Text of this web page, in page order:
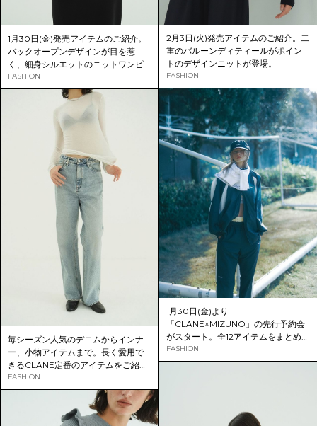
2月3日(火)発売アイテムのご紹介。二
重のバルーンディティールがポイン
トのデザインニットが登場。
FASHION
1月30日(金)発売アイテムのご紹介。
バックオープンデザインが目を惹
く、細身シルエットのニットワンピ
ースが登場。
FASHION
1月30日(金)より
「CLANE×MIZUNO」の先行予約会
がスタート。全12アイテムをまとめて
ご紹介いたします。
FASHION
毎シーズン人気のデニムからインナ
ー、小物アイテムまで。長く愛用で
きるCLANE定番のアイテムをご紹
介。
FASHION